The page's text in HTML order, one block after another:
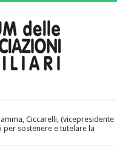
Ciccarelli, (vicepresidente
per sostenere e tutelare la